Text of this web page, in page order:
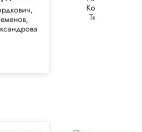
Колягин,
Ткачёва